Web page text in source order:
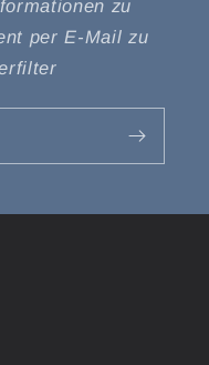
zu
per E-Mail zu